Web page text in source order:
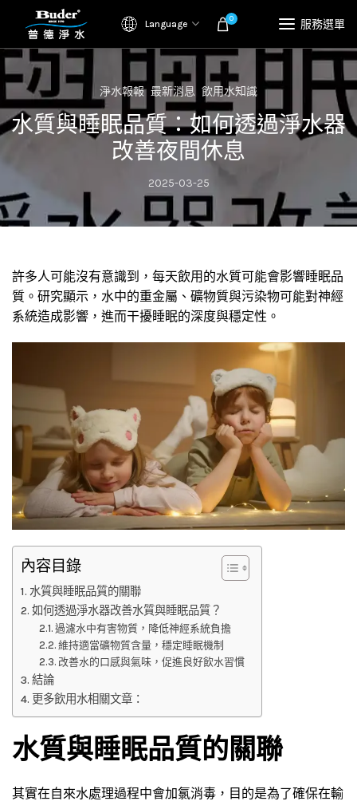
Language 0 服務選單
淨水報報 最新消息 飲用水知識
水質與睡眠品質：如何透過淨水器
改善夜間休息
2025-03-25
許多人可能沒有意識到，每天飲用的水質可能會影響睡眠品
質。研究顯示，水中的重金屬、礦物質與污染物可能對神經
系統造成影響，進而干擾睡眠的深度與穩定性。
內容目錄
水質與睡眠品質的關聯
如何透過淨水器改善水質與睡眠品質？
過濾水中有害物質，降低神經系統負擔
維持適當礦物質含量，穩定睡眠機制
改善水的口感與氣味，促進良好飲水習慣
結論
更多飲用水相關文章：
水質與睡眠品質的關聯
其實在自來水處理過程中會加氯消毒，目的是為了確保在輸